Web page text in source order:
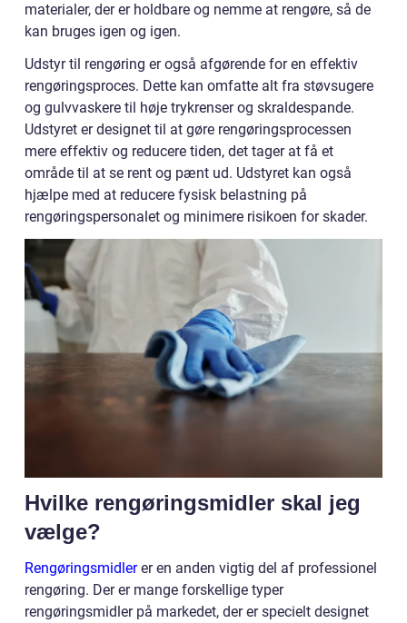
materialer, der er holdbare og nemme at rengøre, så de
kan bruges igen og igen.
Udstyr til rengøring er også afgørende for en effektiv
rengøringsproces. Dette kan omfatte alt fra støvsugere
og gulvvaskere til høje trykrenser og skraldespande.
Udstyret er designet til at gøre rengøringsprocessen
mere effektiv og reducere tiden, det tager at få et
område til at se rent og pænt ud. Udstyret kan også
hjælpe med at reducere fysisk belastning på
rengøringspersonalet og minimere risikoen for skader.
Hvilke rengøringsmidler skal jeg
vælge?
Rengøringsmidlerer en anden vigtig del af professionel
rengøring. Der er mange forskellige typer
rengøringsmidler på markedet, der er specielt designet